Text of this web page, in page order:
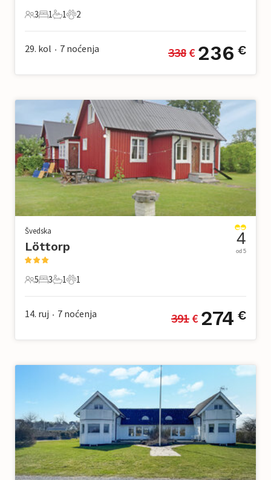
3 Gosti
3
1 Spavaća soba
1
1 Kupaonica
1
2 Kućni ljubimac
2
29. kol • 7 noćenja 338 € 236 €
Švedska
Löttorp
5 Gosti
5
3 Spavaće sobe
3
1 Kupaonica
1
1 Kućni ljubimac
1
4
od 5
14. ruj • 7 noćenja 391 € 274 €